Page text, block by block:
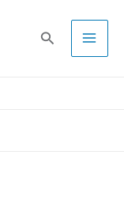
Pesquisa